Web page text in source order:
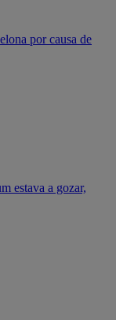
por causa de
estava a gozar,